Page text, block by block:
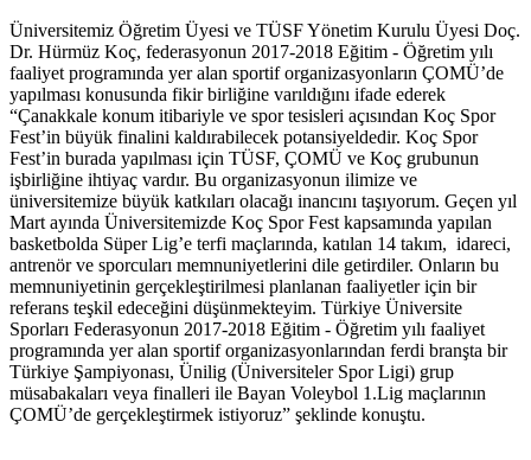
Üniversitemiz Öğretim Üyesi ve TÜSF Yönetim Kurulu Üyesi Doç.
Dr. Hürmüz Koç, federasyonun 2017-2018 Eğitim - Öğretim yılı
faaliyet programında yer alan sportif organizasyonların ÇOMÜ’de
yapılması konusunda fikir birliğine varıldığını ifade ederek
“Çanakkale konum itibariyle ve spor tesisleri açısından Koç Spor
Fest’in büyük finalini kaldırabilecek potansiyeldedir. Koç Spor
Fest’in burada yapılması için TÜSF, ÇOMÜ ve Koç grubunun
işbirliğine ihtiyaç vardır. Bu organizasyonun ilimize ve
üniversitemize büyük katkıları olacağı inancını taşıyorum. Geçen yıl
Mart ayında Üniversitemizde Koç Spor Fest kapsamında yapılan
basketbolda Süper Lig’e terfi maçlarında, katılan 14 takım, idareci,
antrenör ve sporcuları memnuniyetlerini dile getirdiler. Onların bu
memnuniyetinin gerçekleştirilmesi planlanan faaliyetler için bir
referans teşkil edeceğini düşünmekteyim. Türkiye Üniversite
Sporları Federasyonun 2017-2018 Eğitim - Öğretim yılı faaliyet
programında yer alan sportif organizasyonlarından ferdi branşta bir
Türkiye Şampiyonası, Ünilig (Üniversiteler Spor Ligi) grup
müsabakaları veya finalleri ile Bayan Voleybol 1.Lig maçlarının
ÇOMÜ’de gerçekleştirmek istiyoruz” şeklinde konuştu.